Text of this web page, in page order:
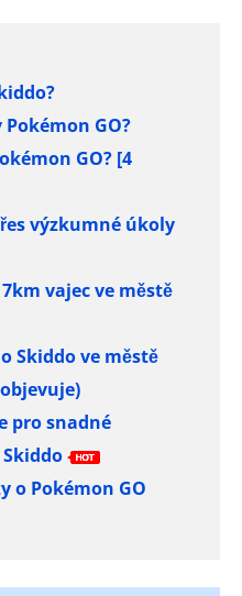
GO?
GO? [4
výzkumné úkoly
vajec ve městě
Skiddo ve městě
pro snadné
o Pokémon GO